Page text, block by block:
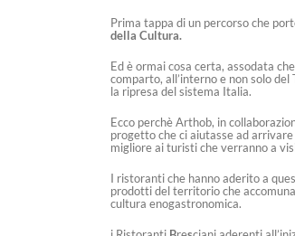
Prima tappa di un percorso che
della Cultura.
Ed è ormai cosa certa, assodata
comparto, all’interno e non solo
la ripresa del sistema Italia.
Ecco perchè Arthob, in
progetto che ci aiutasse ad
migliore ai turisti che verranno a
I ristoranti che hanno aderito a
prodotti del territorio che
cultura enogastronomica.